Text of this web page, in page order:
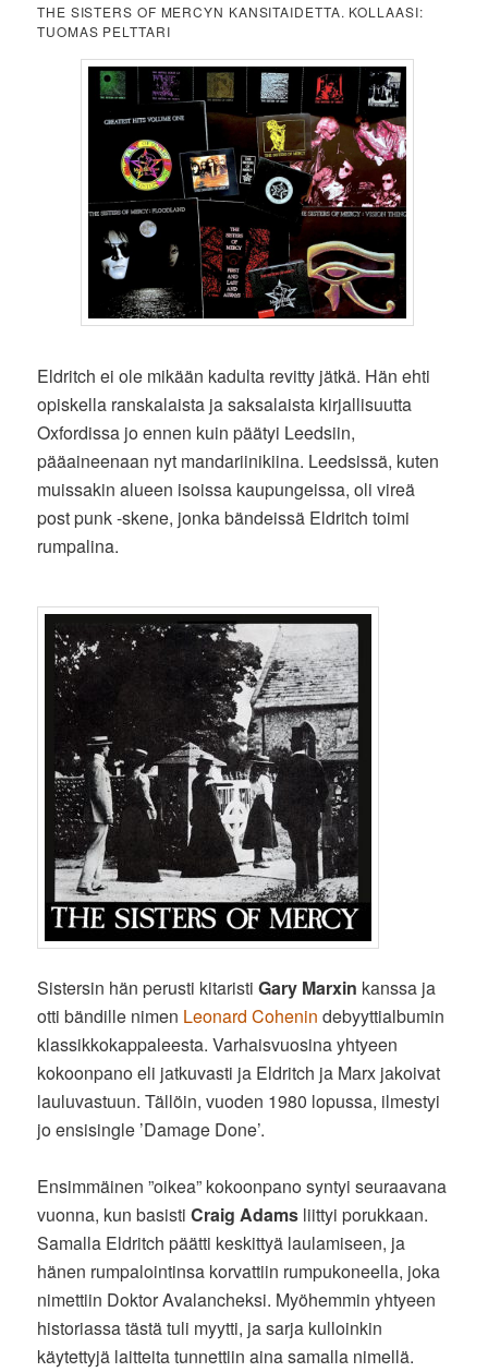
THE SISTERS OF MERCYN KANSITAIDETTA. KOLLAASI:
TUOMAS PELTTARI
Eldritch ei ole mikään kadulta revitty jätkä. Hän ehti
opiskella ranskalaista ja saksalaista kirjallisuutta
Oxfordissa jo ennen kuin päätyi Leedsiin,
pääaineenaan nyt mandariinikiina. Leedsissä, kuten
muissakin alueen isoissa kaupungeissa, oli vireä
post punk -skene, jonka bändeissä Eldritch toimi
rumpalina.
Sistersin hän perusti kitaristiGary Marxin kanssa ja
otti bändille nimen Leonard Cohenin debyyttialbumin
klassikkokappaleesta. Varhaisvuosina yhtyeen
kokoonpano eli jatkuvasti ja Eldritch ja Marx jakoivat
lauluvastuun. Tällöin, vuoden 1980 lopussa, ilmestyi
jo ensisingle ’Damage Done’.
Ensimmäinen ”oikea” kokoonpano syntyi seuraavana
vuonna, kun basistiCraig Adams liittyi porukkaan.
Samalla Eldritch päätti keskittyä laulamiseen, ja
hänen rumpalointinsa korvattiin rumpukoneella, joka
nimettiin Doktor Avalancheksi. Myöhemmin yhtyeen
historiassa tästä tuli myytti, ja sarja kulloinkin
käytettyjä laitteita tunnettiin aina samalla nimellä.